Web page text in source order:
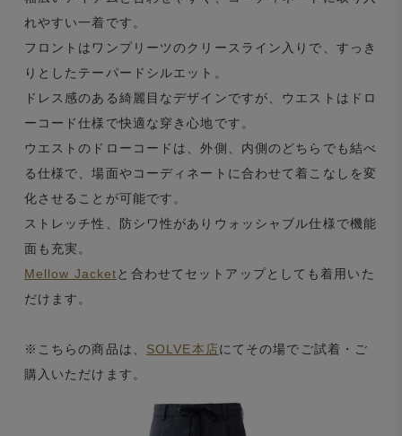
れやすい一着です。
フロントはワンプリーツのクリースライン入りで、すっき
りとしたテーパードシルエット。
ドレス感のある綺麗目なデザインですが、ウエストはドロ
ーコード仕様で快適な穿き心地です。
ウエストのドローコードは、外側、内側のどちらでも結べ
る仕様で、場面やコーディネートに合わせて着こなしを変
化させることが可能です。
ストレッチ性、防シワ性がありウォッシャブル仕様で機能
面も充実。
Mellow Jacketと合わせてセットアップとしても着用いた
だけます。
※こちらの商品は、 SOLVE本店にてその場でご試着・ご
購入いただけます。